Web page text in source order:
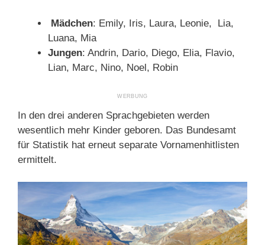
Mädchen: Emily, Iris, Laura, Leonie, Lia,
Luana, Mia
Jungen: Andrin, Dario, Diego, Elia, Flavio,
Lian, Marc, Nino, Noel, Robin
In den drei anderen Sprachgebieten werden
wesentlich mehr Kinder geboren. Das Bundesamt
für Statistik hat erneut separate Vornamenhitlisten
ermittelt.